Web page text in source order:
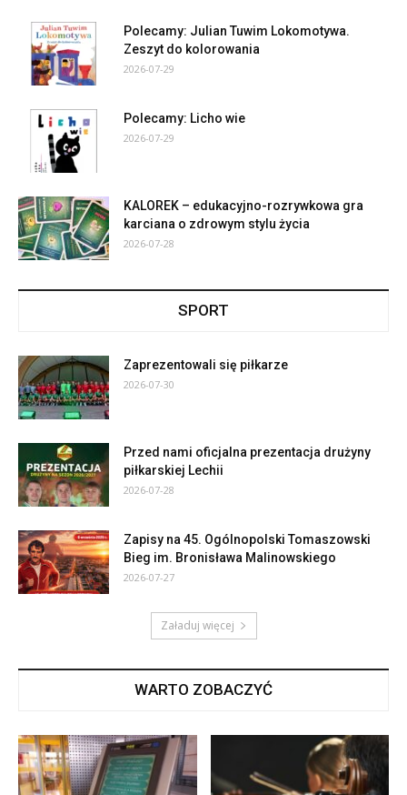
Polecamy: Julian Tuwim Lokomotywa.
Zeszyt do kolorowania
2026-07-29
Polecamy: Licho wie
2026-07-29
KALOREK – edukacyjno-rozrywkowa gra
karciana o zdrowym stylu życia
2026-07-28
SPORT
Zaprezentowali się piłkarze
2026-07-30
Przed nami oficjalna prezentacja drużyny
piłkarskiej Lechii
2026-07-28
Zapisy na 45. Ogólnopolski Tomaszowski
Bieg im. Bronisława Malinowskiego
2026-07-27
Załaduj więcej
WARTO ZOBACZYĆ